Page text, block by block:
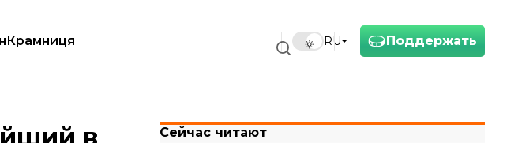
Поддержать
RU
Крамниця
Сейчас читают